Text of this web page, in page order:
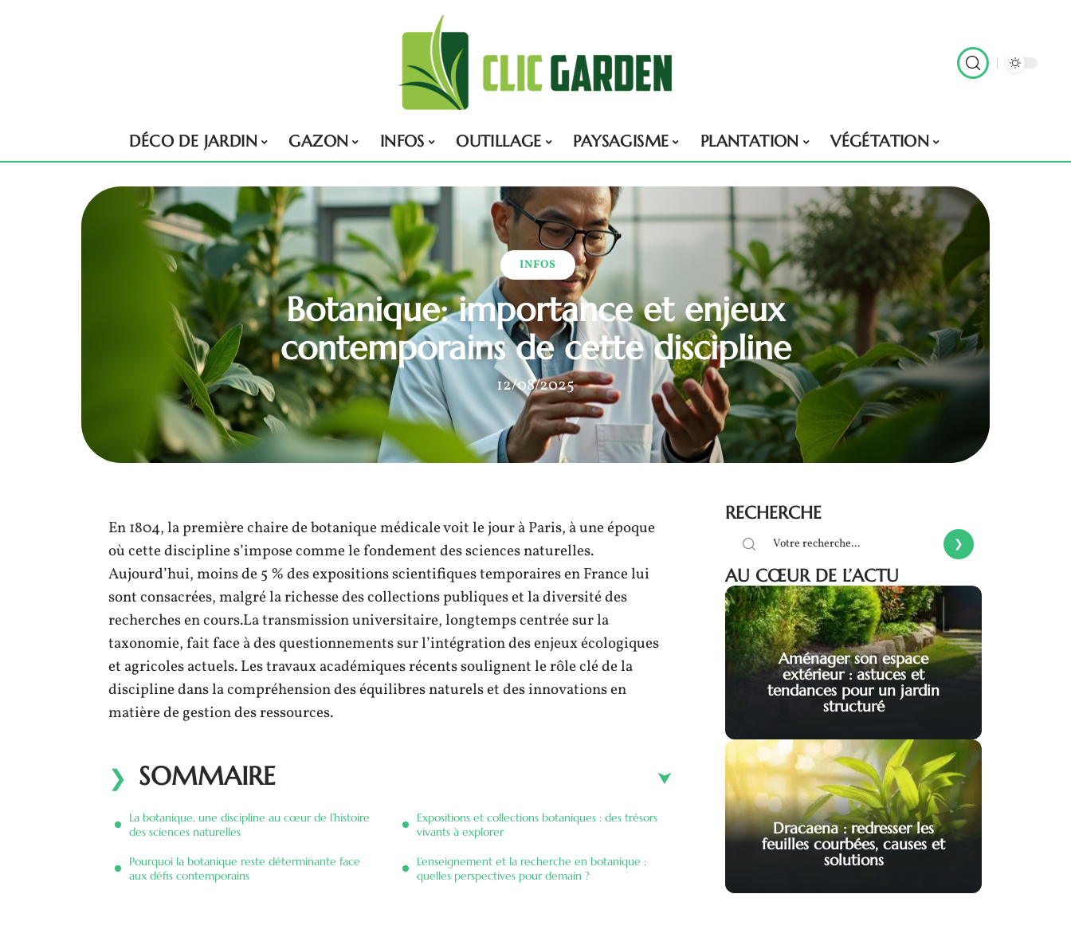
DÉCO DE JARDIN GAZON INFOS OUTILLAGE PAYSAGISME PLANTATION VÉGÉTATION
INFOS
Botanique: importance et enjeux
contemporains de cette discipline
12/08/2025
En 1804, la première chaire de botanique médicale voit le jour à Paris, à une époque
où cette discipline s’impose comme le fondement des sciences naturelles.
Aujourd’hui, moins de 5 % des expositions scientifiques temporaires en France lui
sont consacrées, malgré la richesse des collections publiques et la diversité des
recherches en cours.La transmission universitaire, longtemps centrée sur la
taxonomie, fait face à des questionnements sur l’intégration des enjeux écologiques
et agricoles actuels. Les travaux académiques récents soulignent le rôle clé de la
discipline dans la compréhension des équilibres naturels et des innovations en
matière de gestion des ressources.
SOMMAIRE
La botanique, une discipline au cœur de l’histoire
des sciences naturelles
Pourquoi la botanique reste déterminante face
aux défis contemporains
Expositions et collections botaniques : des trésors
vivants à explorer
L’enseignement et la recherche en botanique :
quelles perspectives pour demain ?
RECHERCHE
AU CŒUR DE L’ACTU
Aménager son espace
extérieur : astuces et
tendances pour un jardin
structuré
Dracaena : redresser les
feuilles courbées, causes et
solutions